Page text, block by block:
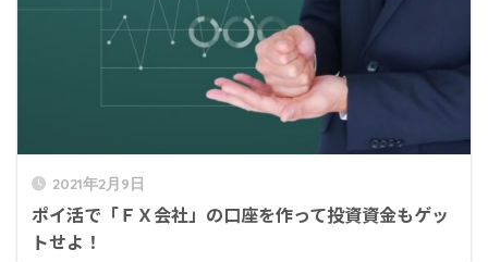
2021年2月9日
ポイ活で「ＦＸ会社」の口座を作って投資資金もゲッ
トせよ！